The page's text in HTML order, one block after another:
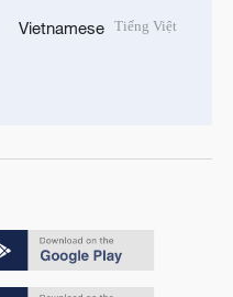
Vietnamese Tiếng Việt